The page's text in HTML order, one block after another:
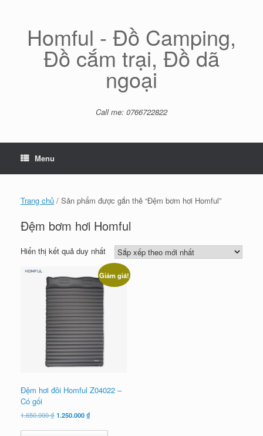
Homful - Đồ Camping,
Đồ cắm trại, Đồ dã
ngoại
Call me: 0766722822
Menu
Trang chủ / Sản phẩm được gắn thẻ “Đệm bơm hơi Homful”
Đệm bơm hơi Homful
Hiển thị kết quả duy nhất
Giảm giá!
Đệm hơi đôi Homful Z04022 –
Có gối
1.650.000₫Giá
là:
1.250.000₫
tại